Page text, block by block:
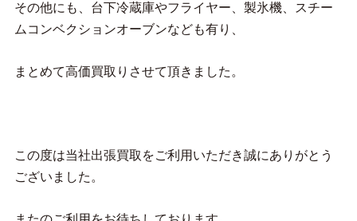
その他にも、台下冷蔵庫やフライヤー、製氷機、スチー
ムコンベクションオーブンなども有り、
まとめて高価買取りさせて頂きました。
この度は当社出張買取をご利用いただき誠にありがとう
ございました。